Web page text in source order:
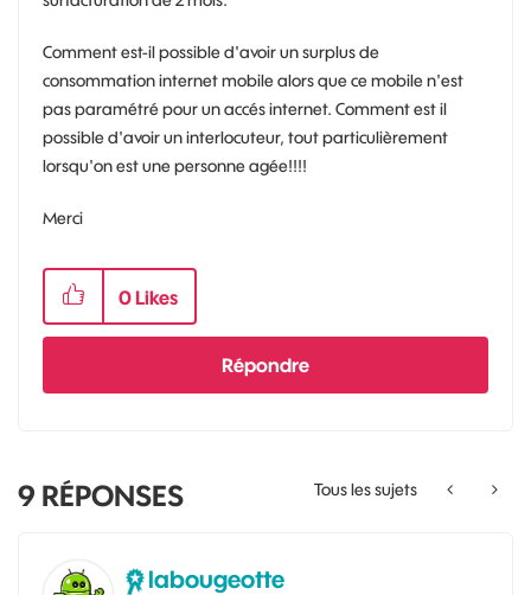
Comment est-il possible d'avoir un surplus de
consommation internet mobile alors que ce mobile n'est
pas paramétré pour un accés internet. Comment est il
possible d'avoir un interlocuteur, tout particulièrement
lorsqu'on est une personne agée!!!!
Merci
0 Likes
Répondre
Tous les sujets
9 RÉPONSES
labougeotte